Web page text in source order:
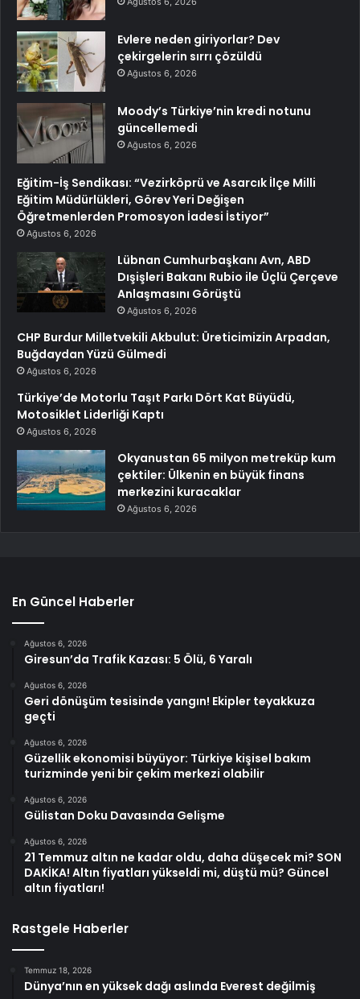
Evlere neden giriyorlar? Dev
çekirgelerin sırrı çözüldü
Ağustos 6, 2026
Moody’s Türkiye’nin kredi notunu
güncellemedi
Ağustos 6, 2026
Eğitim-İş Sendikası: “Vezirköprü ve Asarcık İlçe Milli
Eğitim Müdürlükleri, Görev Yeri Değişen
Öğretmenlerden Promosyon İadesi İstiyor”
Ağustos 6, 2026
Lübnan Cumhurbaşkanı Avn, ABD
Dışişleri Bakanı Rubio ile Üçlü Çerçeve
Anlaşmasını Görüştü
Ağustos 6, 2026
CHP Burdur Milletvekili Akbulut: Üreticimizin Arpadan,
Buğdaydan Yüzü Gülmedi
Ağustos 6, 2026
Türkiye’de Motorlu Taşıt Parkı Dört Kat Büyüdü,
Motosiklet Liderliği Kaptı
Ağustos 6, 2026
Okyanustan 65 milyon metreküp kum
çektiler: Ülkenin en büyük finans
merkezini kuracaklar
Ağustos 6, 2026
En Güncel Haberler
Ağustos 6, 2026
Giresun’da Trafik Kazası: 5 Ölü, 6 Yaralı
Ağustos 6, 2026
Geri dönüşüm tesisinde yangın! Ekipler teyakkuza
geçti
Ağustos 6, 2026
Güzellik ekonomisi büyüyor: Türkiye kişisel bakım
turizminde yeni bir çekim merkezi olabilir
Ağustos 6, 2026
Gülistan Doku Davasında Gelişme
Ağustos 6, 2026
21 Temmuz altın ne kadar oldu, daha düşecek mi? SON
DAKİKA! Altın fiyatları yükseldi mi, düştü mü? Güncel
altın fiyatları!
Rastgele Haberler
Temmuz 18, 2026
Dünya’nın en yüksek dağı aslında Everest değilmiş